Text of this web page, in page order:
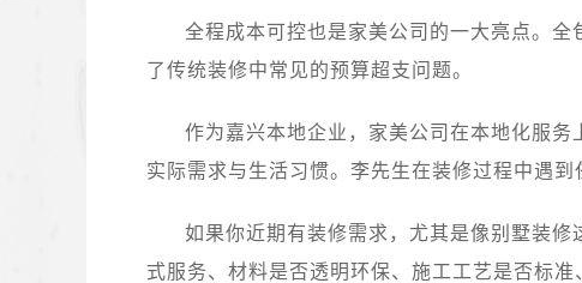
全程成本可控也是家美公司的一大亮点。
了传统装修中常见的预算超支问题。
作为嘉兴本地企业，家美公司在本地化服
实际需求与生活习惯。李先生在装修过程中遇到
如果你近期有装修需求，尤其是像别墅装
式服务、材料是否透明环保、施工工艺是否标